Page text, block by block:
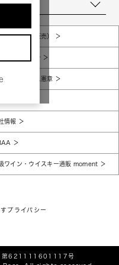
規約（店頭販売）
情報保護方針
プライアンス憲章
情報
ワイン・ウイスキー通販 moment
第621111601117号